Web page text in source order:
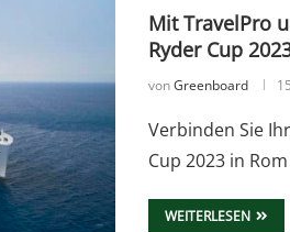
Mit TravelPro
Ryder Cup
vonGreenboard
Verbinden Sie
Cup 2023 in Rom
WEITERLESEN